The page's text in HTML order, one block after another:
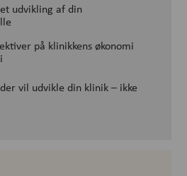
udvikling af din
på klinikkens økonomi
vil udvikle din klinik – ikke